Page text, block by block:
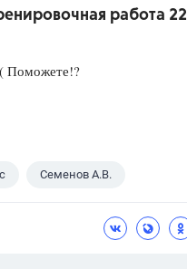
работа 22
Поможете!?
Семенов А.В.